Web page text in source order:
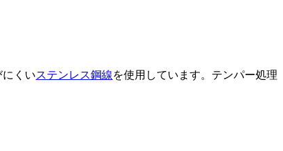
くいステンレス鋼線を使用しています。テンパー処理